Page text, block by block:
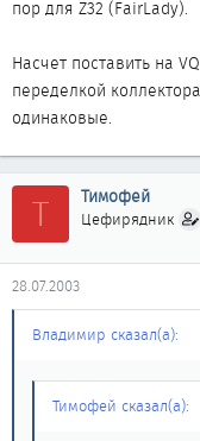
пор для Z32 (FairLady).
Насчет поставить на
переделкой
одинаковые.
Т Тимофей
Цефирядник
28.07.2003
Владимир сказал(а):
Тимофей сказал(а):